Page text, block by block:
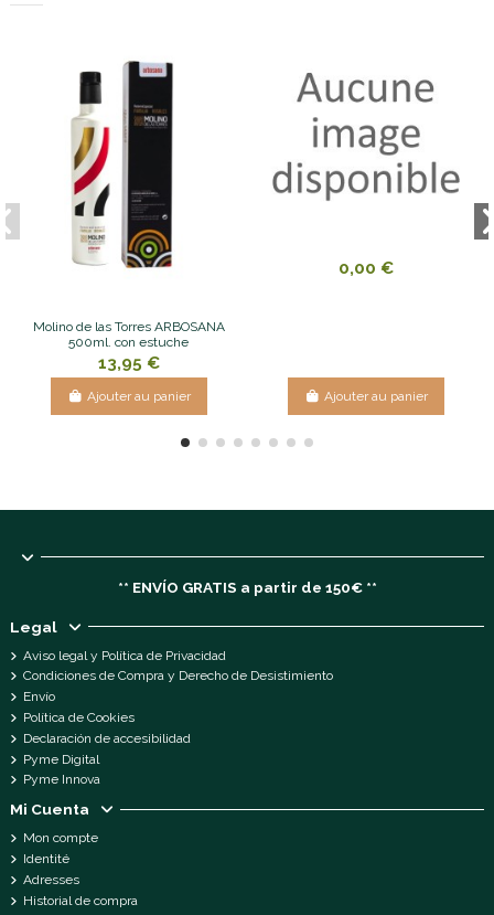
Molino de las Torres ARBOSANA
500ml. con estuche
13,95 €
Ajouter au panier
0,00 €
Ajouter au panier
** ENVÍO GRATIS a partir de 150€ **
Legal
Aviso legal y Política de Privacidad
Condiciones de Compra y Derecho de Desistimiento
Envío
Política de Cookies
Declaración de accesibilidad
Pyme Digital
Pyme Innova
Mi Cuenta
Mon compte
Identité
Adresses
Historial de compra